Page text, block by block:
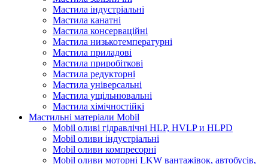
Мастила індустріальні
Мастила канатні
Мастила консерваційні
Мастила низькотемпературні
Мастила приладові
Мастила приробіткові
Мастила редукторні
Мастила універсальні
Мастила ущільнювальні
Мастила хімічностійкі
Мастильні матеріали Mobil
Mobil оливі гідравлічні HLP, HVLP и HLPD
Mobil оливи індустріальні
Mobil оливи компресорні
Mobil оливи моторні LKW вантажівок, автобусів,